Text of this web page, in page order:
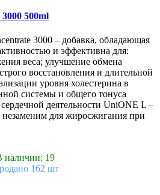
500ml
3000 – добавка, обладающая
и эффективна для:
веса; улучшение обмена
восстановления и длительной
уровня холестерина в
системы и общего тонуса
деятельности UniONE L –
незаменим для жиросжигания при
наличии: 19
162 шт